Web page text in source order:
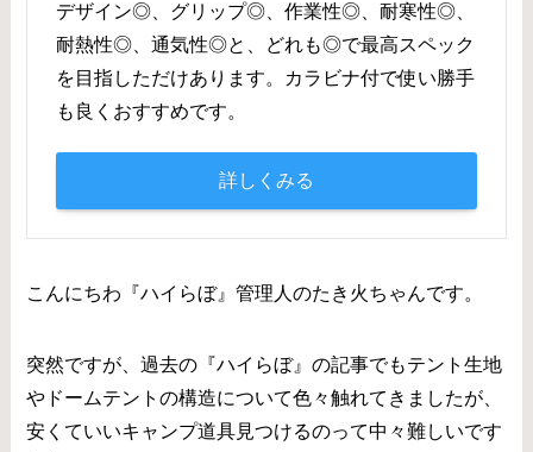
デザイン◎、グリップ◎、作業性◎、耐寒性◎、
耐熱性◎、通気性◎と、どれも◎で最高スペック
を目指しただけあります。カラビナ付で使い勝手
も良くおすすめです。
詳しくみる
こんにちわ『ハイらぼ』管理人のたき火ちゃんです。
突然ですが、過去の『ハイらぼ』の記事でもテント生地
やドームテントの構造について色々触れてきましたが、
安くていいキャンプ道具見つけるのって中々難しいです